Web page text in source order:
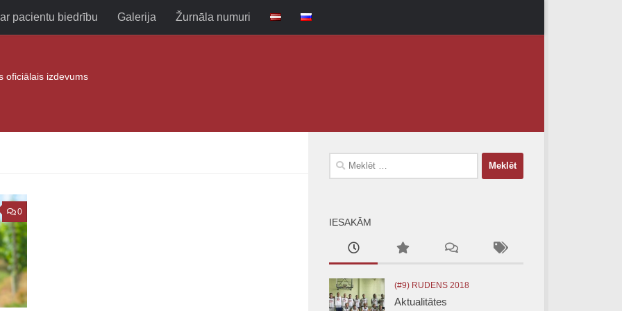
pacientu biedrību Galerija Žurnāla numuri
oficiālais izdevums
0
Meklēt:
IESAKĀM
(#9) RUDENS 2018
Aktualitātes